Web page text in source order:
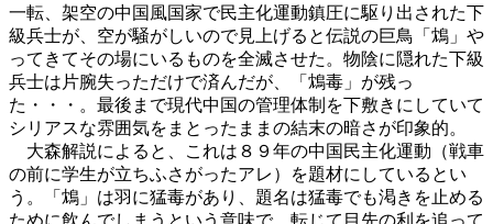
一転、架空の中国風国家で民主化運動鎮圧に駆り出された下
級兵士が、空が騒がしいので見上げると伝説の巨鳥「鴆」や
ってきてその場にいるものを全滅させた。物陰に隠れた下級
兵士は片腕失っただけで済んだが、「鴆毒」が残っ
た・・・。最後まで現代中国の管理体制を下敷きにしていて
シリアスな雰囲気をまとったままの結末の暗さが印象的。
大森解説によると、これは８９年の中国民主化運動（戦車
の前に学生が立ちふさがったアレ）を題材にしているとい
う。「鴆」は羽に猛毒があり、題名は猛毒でも渇きを止める
ために飲んでしまうという意味で、転じて目先の利を追って